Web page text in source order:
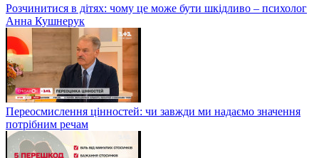
Розчинитися в дітях: чому це може бути шкідливо – психолог
Анна Кушнерук
Переосмислення цінностей: чи завжди ми надаємо значення
потрібним речам